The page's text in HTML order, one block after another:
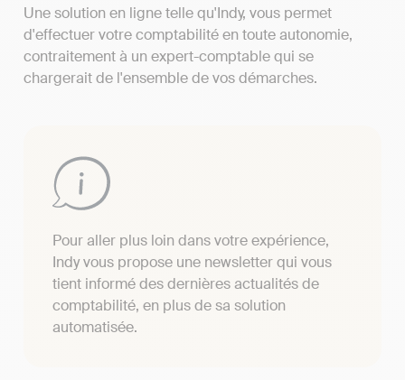
Une solution en ligne telle qu'Indy, vous permet
d'effectuer votre comptabilité en toute autonomie,
contraitement à un expert-comptable qui se
chargerait de l'ensemble de vos démarches.
Pour aller plus loin dans votre expérience,
Indy vous propose une newsletter qui vous
tient informé des dernières actualités de
comptabilité, en plus de sa solution
automatisée.